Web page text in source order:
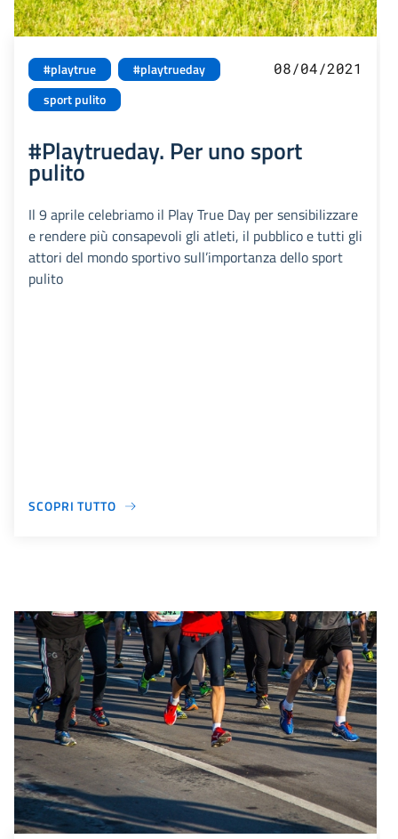
#playtrue
#playtrueday
sport pulito
08/04/2021
#Playtrueday. Per uno sport
pulito
Il 9 aprile celebriamo il Play True Day per sensibilizzare
e rendere più consapevoli gli atleti, il pubblico e tutti gli
attori del mondo sportivo sull’importanza dello sport
pulito
SCOPRI TUTTO